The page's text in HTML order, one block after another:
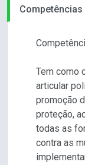
Competências
Tem como
articular
promoção
proteção,
todas as
contra as